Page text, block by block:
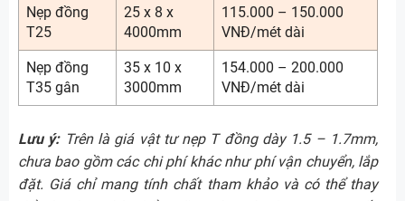
Nẹp đồng
T25
25 x 8 x
4000mm
115.000 – 150.000
VNĐ/mét dài
Nẹp đồng
T35 gân
35 x 10 x
3000mm
154.000 – 200.000
VNĐ/mét dài
Lưu ý:Trên là giá vật tư nẹp T đồng dày 1.5 – 1.7mm,
chưa bao gồm các chi phí khác như phí vận chuyển, lắp
đặt. Giá chỉ mang tính chất tham khảo và có thể thay